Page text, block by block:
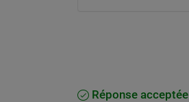
Réponse acceptée